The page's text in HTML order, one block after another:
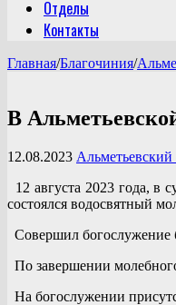
Отделы
Контакты
Главная/Благочиния/
В
12.08.2023 Альметьевский
12 августа 2023 года, в
состоялся водосвятный
Совершил богослужение
По завершении
На богослужении